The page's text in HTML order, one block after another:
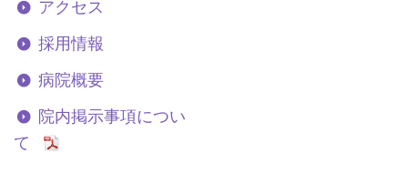
アクセス
採用情報
病院概要
院内掲示事項につい
て